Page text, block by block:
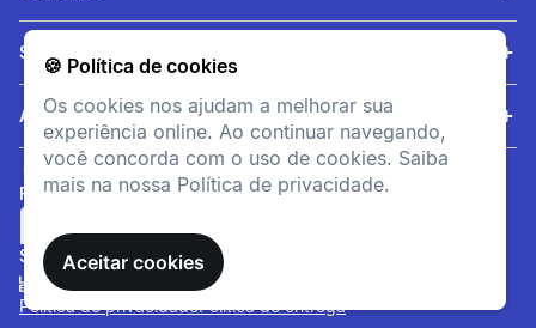
🍪 Política de cookies
Os cookies nos ajudam a melhorar sua
experiência online. Ao continuar navegando,
você concorda com o uso de cookies. Saiba
mais na nossa Política de privacidade.
Aceitar cookies
Anti-embaciamento /
anti-vapor
Aberturas de ventilação nas
lentes:reduz o embaçamento
Serviços
Ajuda
FORMAS DE PAGAMENTO
SITE SEGURO
Política de privacidadePolítica de entrega